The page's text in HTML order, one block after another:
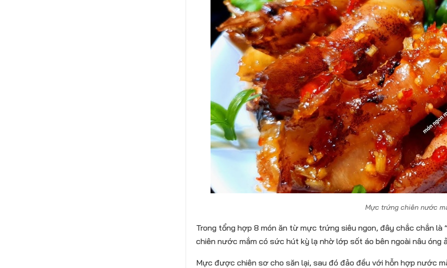
Mực trứng chiên nước
Trong tổng hợp 8 món ăn từ mực trứng siêu ngon, đây chắc chắn là
chiên nước mắm có sức hút kỳ lạ nhờ lớp sốt áo bên ngoài nâu óng
Mực được chiên sơ cho săn lại, sau đó đảo đều với hỗn hợp nước